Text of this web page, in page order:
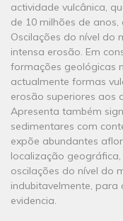
actividade vulcânica,
de 10 milhões de
Oscilações do nível do
intensa erosão. Em
formações geológicas
actualmente formas
erosão superiores aos
Apresenta também
sedimentares com
expõe abundantes
localização
oscilações do nível do
indubitavelmente, para
evidencia.